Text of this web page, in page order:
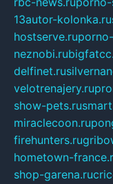
13autor-kolonka.ru
hostserve.ru
neznobi.ru
delfinet.ru
velotrenajery.ru
show-pets.ru
miraclecoon.ru
firehunters.ru
hometown-
shop-garena.ru